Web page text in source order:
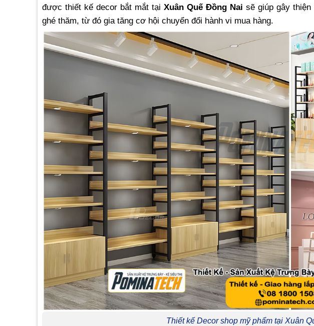
được thiết kế decor bắt mắt tại Xuân Quế Đồng Nai sẽ giúp gây
ghé thăm, từ đó gia tăng cơ hội chuyển đổi hành vi mua hàng.
Thiết kế Decor shop mỹ phẩm tại Xuân